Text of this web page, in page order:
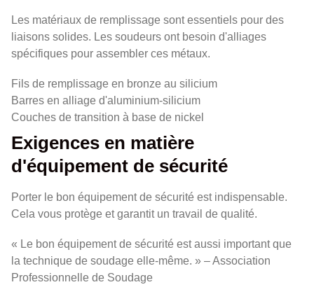
Les matériaux de remplissage sont essentiels pour des
liaisons solides. Les soudeurs ont besoin d'alliages
spécifiques pour assembler ces métaux.
Fils de remplissage en bronze au silicium
Barres en alliage d'aluminium-silicium
Couches de transition à base de nickel
Exigences en matière
d'équipement de sécurité
Porter le bon équipement de sécurité est indispensable.
Cela vous protège et garantit un travail de qualité.
« Le bon équipement de sécurité est aussi important que
la technique de soudage elle-même. » – Association
Professionnelle de Soudage